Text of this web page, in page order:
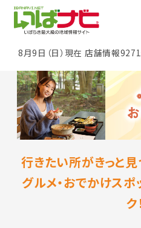
8月9日（日）現在 店舗情報
行きたい所がきっと見
グルメ・おでかけスポ
ク